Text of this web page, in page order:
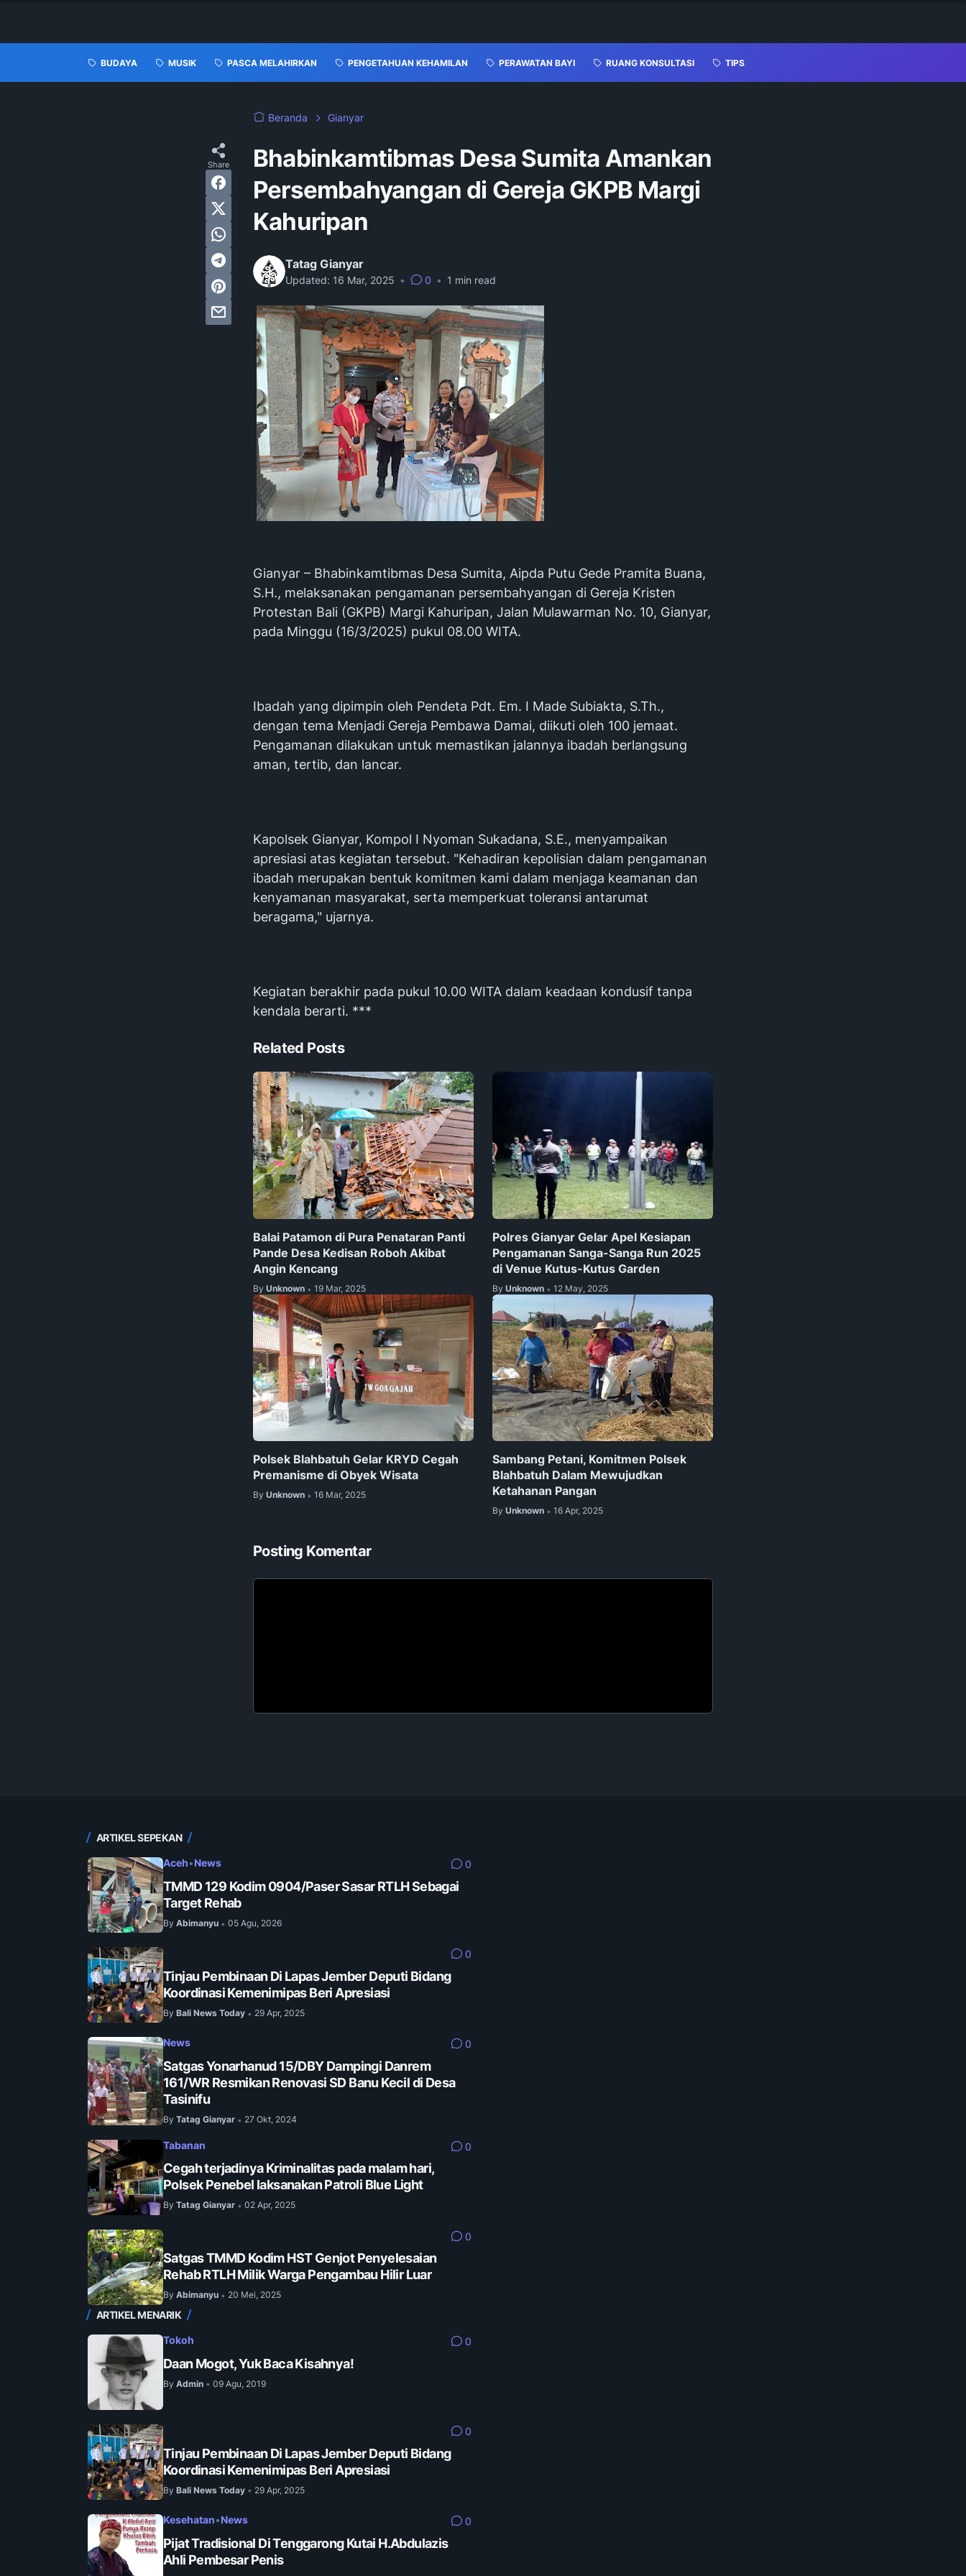
BUDAYA MUSIK PASCA MELAHIRKAN PENGETAHUAN KEHAMILAN PERAWATAN BAYI RUANG KONSULTASI TIPS
Beranda Gianyar
Bhabinkamtibmas Desa Sumita Amankan
Persembahyangan di Gereja GKPB Margi
Kahuripan
Tatag Gianyar
Updated: 16 Mar, 2025 • 0 • 1 min read
Gianyar – Bhabinkamtibmas Desa Sumita, Aipda Putu Gede Pramita Buana,
S.H., melaksanakan pengamanan persembahyangan di Gereja Kristen
Protestan Bali (GKPB) Margi Kahuripan, Jalan Mulawarman No. 10, Gianyar,
pada Minggu (16/3/2025) pukul 08.00 WITA.
Ibadah yang dipimpin oleh Pendeta Pdt. Em. I Made Subiakta, S.Th.,
dengan tema Menjadi Gereja Pembawa Damai, diikuti oleh 100 jemaat.
Pengamanan dilakukan untuk memastikan jalannya ibadah berlangsung
aman, tertib, dan lancar.
Kapolsek Gianyar, Kompol I Nyoman Sukadana, S.E., menyampaikan
apresiasi atas kegiatan tersebut. "Kehadiran kepolisian dalam pengamanan
ibadah merupakan bentuk komitmen kami dalam menjaga keamanan dan
kenyamanan masyarakat, serta memperkuat toleransi antarumat
beragama," ujarnya.
Kegiatan berakhir pada pukul 10.00 WITA dalam keadaan kondusif tanpa
kendala berarti. ***
Related Posts
Balai Patamon di Pura Penataran Panti
Pande Desa Kedisan Roboh Akibat
Angin Kencang
By Unknown • 19 Mar, 2025
Polres Gianyar Gelar Apel Kesiapan
Pengamanan Sanga-Sanga Run 2025
di Venue Kutus-Kutus Garden
By Unknown • 12 May, 2025
Polsek Blahbatuh Gelar KRYD Cegah
Premanisme di Obyek Wisata
By Unknown • 16 Mar, 2025
Sambang Petani, Komitmen Polsek
Blahbatuh Dalam Mewujudkan
Ketahanan Pangan
By Unknown • 16 Apr, 2025
Posting Komentar
ARTIKEL SEPEKAN
Aceh•News 0
TMMD 129 Kodim 0904/Paser Sasar RTLH Sebagai
Target Rehab
By Abimanyu • 05 Agu, 2026
0
Tinjau Pembinaan Di Lapas Jember Deputi Bidang
Koordinasi Kemenimipas Beri Apresiasi
By Bali News Today • 29 Apr, 2025
News 0
Satgas Yonarhanud 15/DBY Dampingi Danrem
161/WR Resmikan Renovasi SD Banu Kecil di Desa
Tasinifu
By Tatag Gianyar • 27 Okt, 2024
Tabanan 0
Cegah terjadinya Kriminalitas pada malam hari,
Polsek Penebel laksanakan Patroli Blue Light
By Tatag Gianyar • 02 Apr, 2025
0
Satgas TMMD Kodim HST Genjot Penyelesaian
Rehab RTLH Milik Warga Pengambau Hilir Luar
By Abimanyu • 20 Mei, 2025
ARTIKEL MENARIK
Tokoh 0
Daan Mogot, Yuk Baca Kisahnya!
By Admin • 09 Agu, 2019
0
Tinjau Pembinaan Di Lapas Jember Deputi Bidang
Koordinasi Kemenimipas Beri Apresiasi
By Bali News Today • 29 Apr, 2025
Kesehatan•News 0
Pijat Tradisional Di Tenggarong Kutai H.Abdulazis
Ahli Pembesar Penis